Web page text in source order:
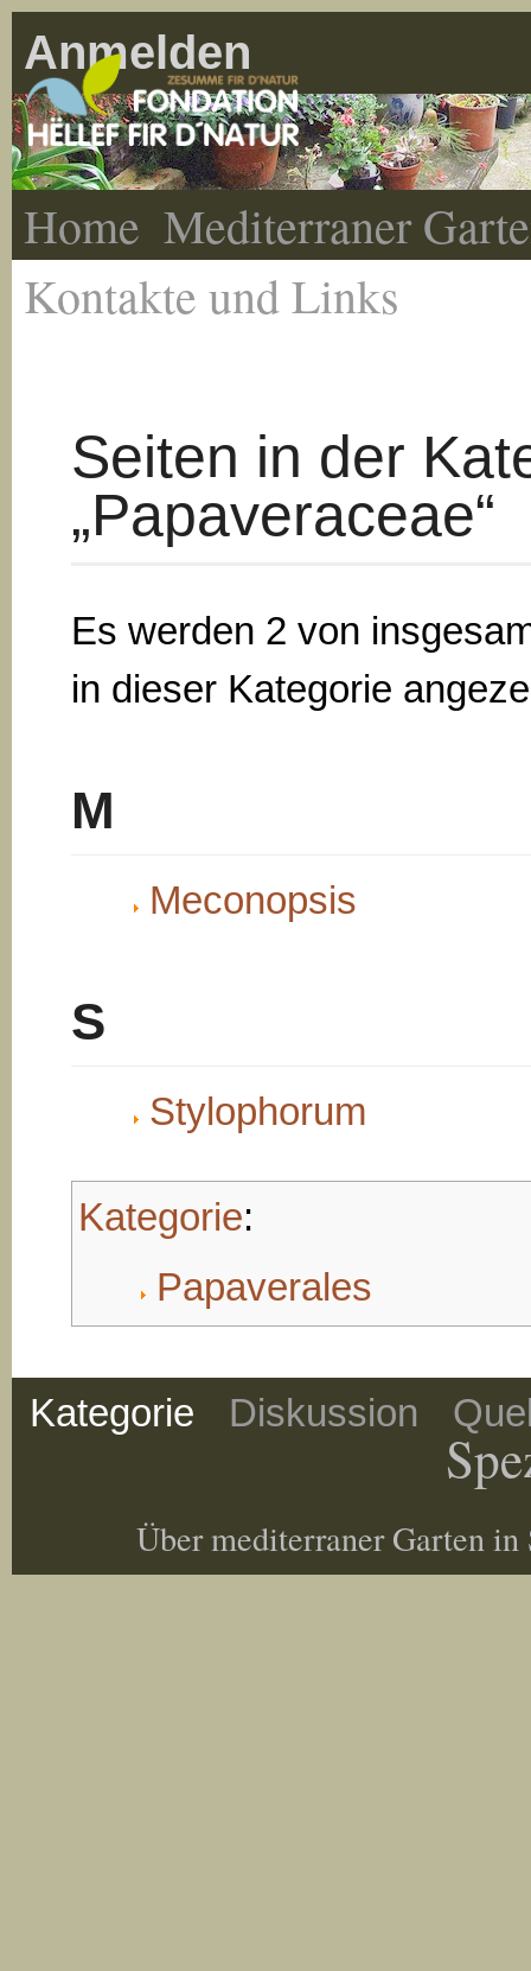
Anmelden
Home Mediterraner
Kontakte und Links
Seiten in der
„Papaveraceae“
Es werden 2 von
in dieser Kategorie
M
Meconopsis
S
Stylophorum
Kategorie:
Papaverales
Kategorie Diskussion
Über mediterraner Garten in